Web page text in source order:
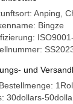
Anping,
Bingze
und
30dollars-